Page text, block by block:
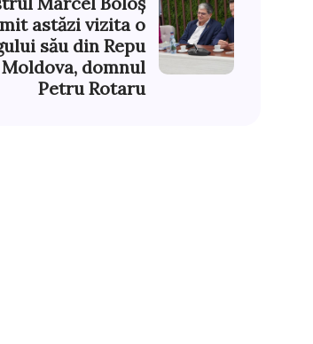
astăzi vizita o
său din Repu
domnul
Petru Rotaru